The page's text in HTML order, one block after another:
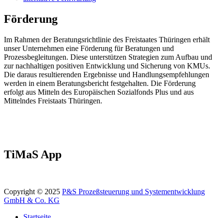
Förderung
Im Rahmen der Beratungsrichtlinie des Freistaates Thüringen erhält
unser Unternehmen eine Förderung für Beratungen und
Prozessbegleitungen. Diese unterstützen Strategien zum Aufbau und
zur nachhaltigen positiven Entwicklung und Sicherung von KMUs.
Die daraus resultierenden Ergebnisse und Handlungsempfehlungen
werden in einem Beratungsbericht festgehalten. Die Förderung
erfolgt aus Mitteln des Europäischen Sozialfonds Plus und aus
Mittelndes Freistaats Thüringen.
TiMaS App
Copyright © 2025 P&S Prozeßsteuerung und Systementwicklung
GmbH & Co. KG